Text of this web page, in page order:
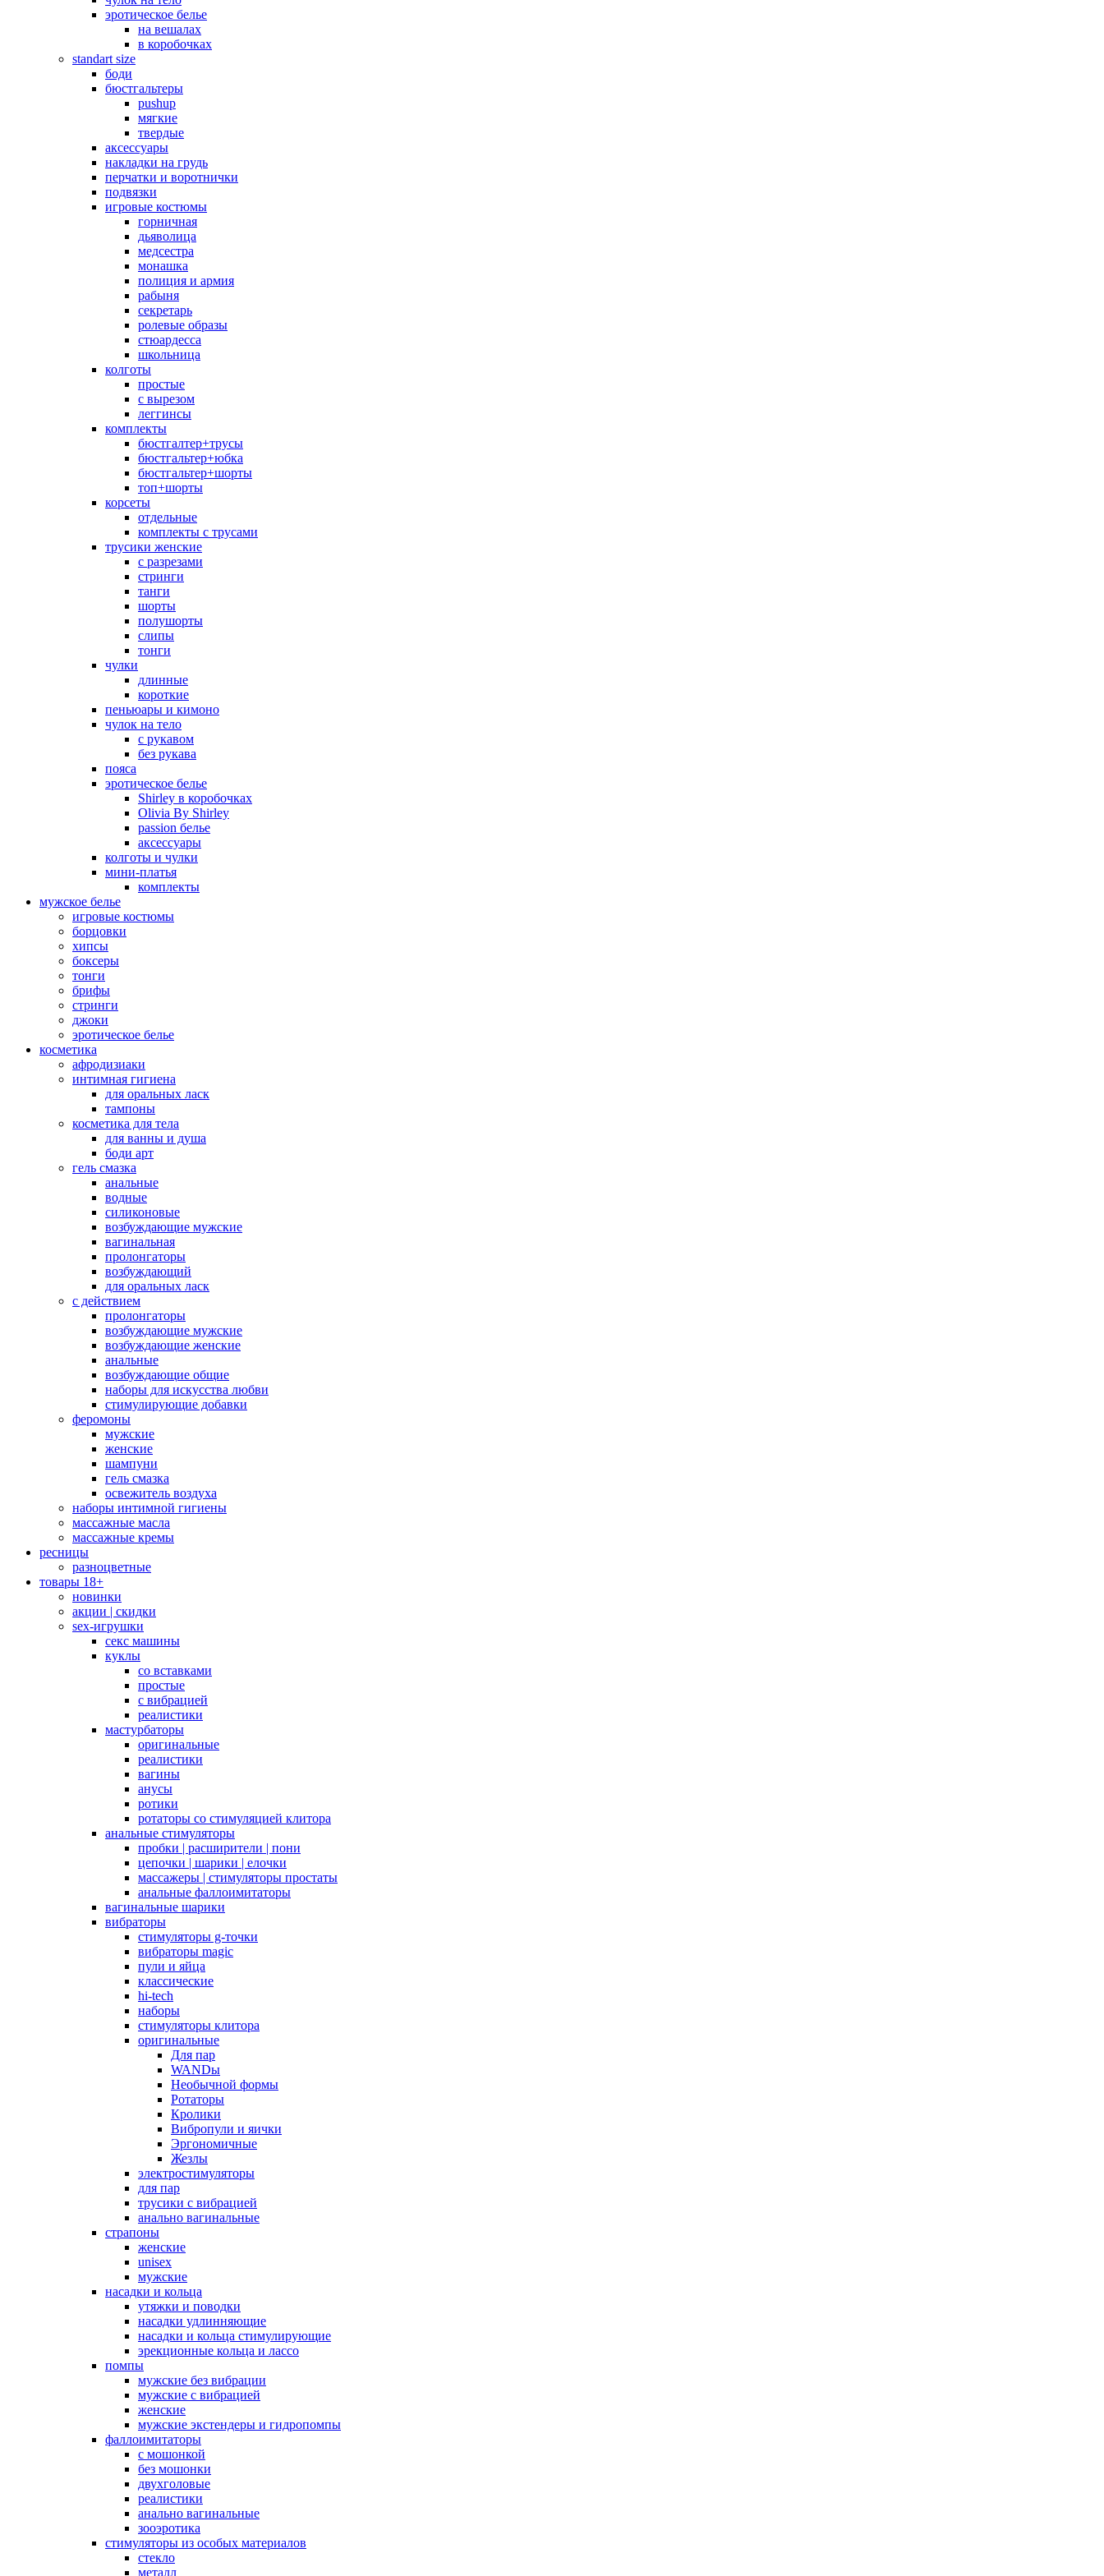
эротическое белье
на вешалах
в коробочках
standart size
боди
бюстгальтеры
pushup
мягкие
твердые
аксессуары
накладки на грудь
перчатки и воротнички
подвязки
игровые костюмы
горничная
дьяволица
медсестра
монашка
полиция и армия
рабыня
секретарь
ролевые образы
стюардесса
школьница
колготы
простые
с вырезом
леггинсы
комплекты
бюстгалтер+трусы
бюстгальтер+юбка
бюстгальтер+шорты
топ+шорты
корсеты
отдельные
комплекты с трусами
трусики женские
с разрезами
стринги
танги
шорты
полушорты
слипы
тонги
чулки
длинные
короткие
пеньюары и кимоно
чулок на тело
с рукавом
без рукава
пояса
эротическое белье
Shirley в коробочках
Olivia By Shirley
passion белье
аксессуары
колготы и чулки
мини-платья
комплекты
мужское белье
игровые костюмы
борцовки
хипсы
боксеры
тонги
брифы
стринги
джоки
эротическое белье
косметика
афродизиаки
интимная гигиена
для оральных ласк
тампоны
косметика для тела
для ванны и душа
боди арт
гель смазка
анальные
водные
силиконовые
возбуждающие мужские
вагинальная
пролонгаторы
возбуждающий
для оральных ласк
с действием
пролонгаторы
возбуждающие мужские
возбуждающие женские
анальные
возбуждающие общие
наборы для искусства любви
стимулирующие добавки
феромоны
мужские
женские
шампуни
гель смазка
освежитель воздуха
наборы интимной гигиены
массажные масла
массажные кремы
ресницы
разноцветные
товары 18+
новинки
акции | скидки
sex-игрушки
секс машины
куклы
со вставками
простые
с вибрацией
реалистики
мастурбаторы
оригинальные
реалистики
вагины
анусы
ротики
ротаторы со стимуляцией клитора
анальные стимуляторы
пробки | расширители | пони
цепочки | шарики | елочки
массажеры | стимуляторы простаты
анальные фаллоимитаторы
вагинальные шарики
вибраторы
стимуляторы g-точки
вибраторы magic
пули и яйца
классические
hi-tech
наборы
стимуляторы клитора
оригинальные
Для пар
WANDы
Необычной формы
Ротаторы
Кролики
Вибропули и яички
Эргономичные
Жезлы
электростимуляторы
для пар
трусики с вибрацией
анально вагинальные
страпоны
женские
unisex
мужские
насадки и кольца
утяжки и поводки
насадки удлинняющие
насадки и кольца стимулирующие
эрекционные кольца и лассо
помпы
мужские без вибрации
мужские с вибрацией
женские
мужские экстендеры и гидропомпы
фаллоимитаторы
с мошонкой
без мошонки
двухголовые
реалистики
анально вагинальные
зооэротика
стимуляторы из особых материалов
стекло
металл